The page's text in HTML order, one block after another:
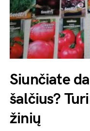
Siunčiate
šalčius?
žinių